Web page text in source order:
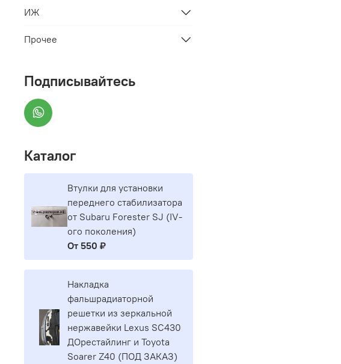
ИЖ
Прочее
Подписывайтесь
Каталог
Втулки для установки
переднего стабилизатора
от Subaru Forester SJ (IV-
ого поколения)
От 550 ₽
Накладка
фальшрадиаторной
решетки из зеркальной
нержавейки Lexus SC430
ДОрестайлинг и Toyota
Soarer Z40 (ПОД ЗАКАЗ)